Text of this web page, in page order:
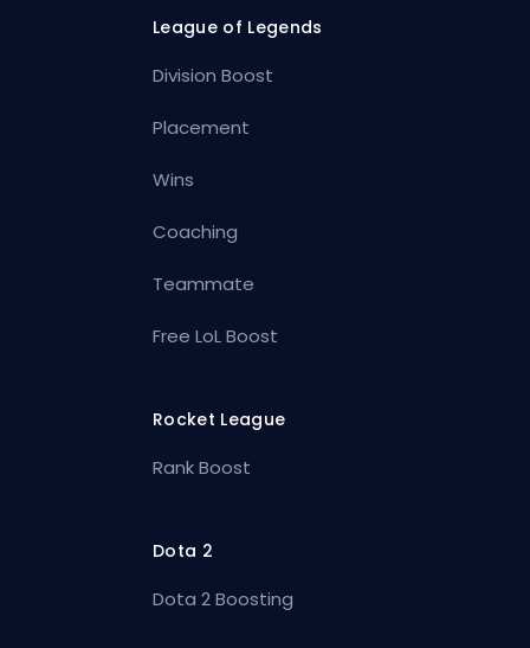
League of Legends
Division Boost
Placement
Wins
Coaching
Teammate
Free LoL Boost
Rocket League
Rank Boost
Dota 2
Dota 2 Boosting